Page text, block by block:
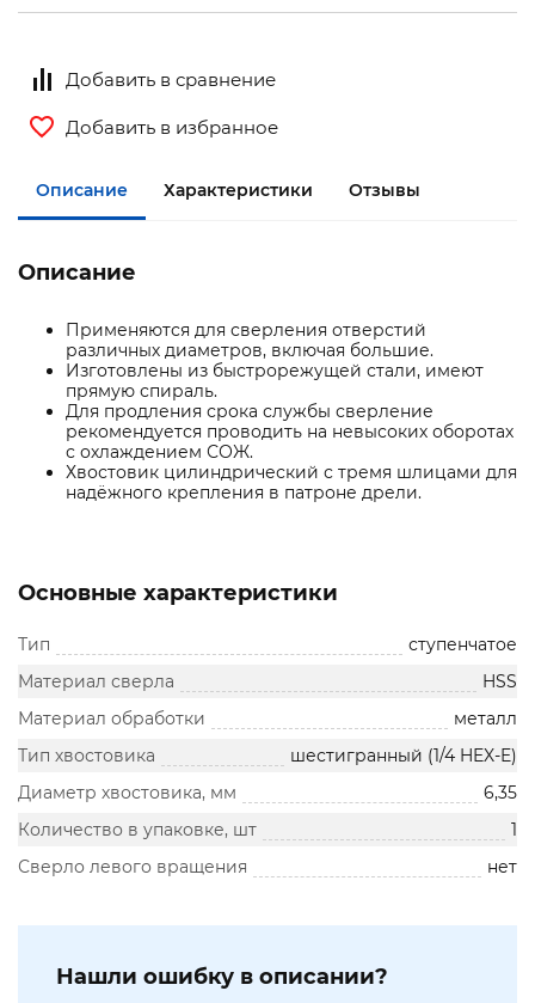
Добавить в сравнение
Добавить в избранное
Описание Характеристики Отзывы
Описание
Применяются для сверления отверстий
различных диаметров, включая большие.
Изготовлены из быстрорежущей стали, имеют
прямую спираль.
Для продления срока службы сверление
рекомендуется проводить на невысоких оборотах
с охлаждением СОЖ.
Хвостовик цилиндрический с тремя шлицами для
надёжного крепления в патроне дрели.
Основные характеристики
Тип
ступенчатое
Материал сверла
HSS
Материал обработки
металл
Тип хвостовика
шестигранный (1/4 HEX-E)
Диаметр хвостовика, мм
6,35
Количество в упаковке, шт
1
Сверло левого вращения
нет
Нашли ошибку в описании?